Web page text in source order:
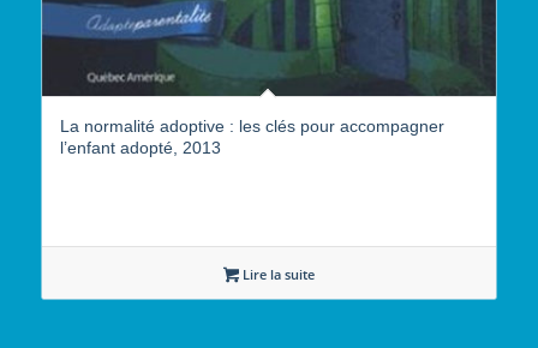
La normalité adoptive : les clés pour accompagner
l’enfant adopté, 2013
Lire la suite